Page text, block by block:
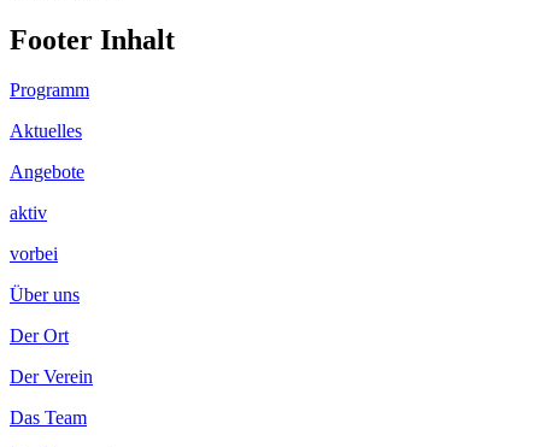
Footer Inhalt
Programm
Aktuelles
Angebote
aktiv
vorbei
Über uns
Der Ort
Der Verein
Das Team